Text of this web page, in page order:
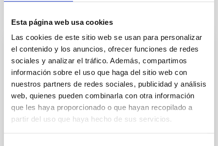
Esta página web usa cookies
Las cookies de este sitio web se usan para personalizar
el contenido y los anuncios, ofrecer funciones de redes
sociales y analizar el tráfico. Además, compartimos
información sobre el uso que haga del sitio web con
nuestros partners de redes sociales, publicidad y análisis
web, quienes pueden combinarla con otra información
que les haya proporcionado o que hayan recopilado a
partir del uso que haya hecho de sus servicios.
It may interest you
08
AUG 26
11
AUG 26
ASTRONOMICAL EVENT